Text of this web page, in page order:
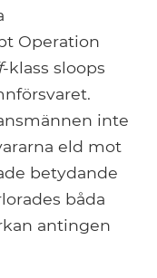
Operation
-klass sloops
inte
eld mot
betydande
båda
antingen